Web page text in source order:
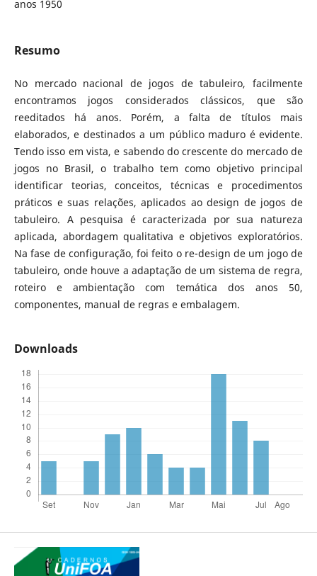
anos 1950
Resumo
No mercado nacional de jogos de tabuleiro, facilmente
encontramos jogos considerados clássicos, que são
reeditados há anos. Porém, a falta de títulos mais
elaborados, e destinados a um público maduro é evidente.
Tendo isso em vista, e sabendo do crescente do mercado de
jogos no Brasil, o trabalho tem como objetivo principal
identificar teorias, conceitos, técnicas e procedimentos
práticos e suas relações, aplicados ao design de jogos de
tabuleiro. A pesquisa é caracterizada por sua natureza
aplicada, abordagem qualitativa e objetivos exploratórios.
Na fase de configuração, foi feito o re-design de um jogo de
tabuleiro, onde houve a adaptação de um sistema de regra,
roteiro e ambientação com temática dos anos 50,
componentes, manual de regras e embalagem.
Downloads